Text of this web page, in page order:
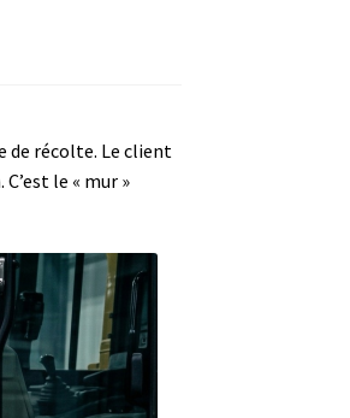
de récolte. Le client
le « mur »